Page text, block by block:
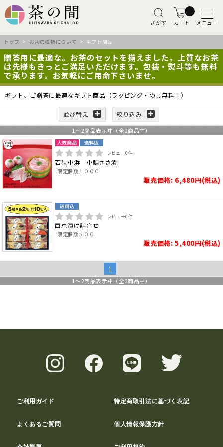
さがす カート メニュー
トップ > お茶の種類について > ギフト商品
贈答用に最適な。お茶のセットを揃えました。上質なお茶
は先様もきっとご満足いただけます。包装・熨斗等も無料
で承ります。お気軽にご用命下さいませ。
ギフト、ご贈答に最適なギフト商品（ラッピング・のし無料！）
並び替え 絞り込み
1 ～2商品表示中（全2商品中）
レビュー0件
若狭小浜 小鯛ささ漬
限定個数１０００
販売価格: 6,480円(税込)
レビュー0件
西京漬け詰合せ
限定個数５００
販売価格: 5,400円(税込)
1
1 ～2商品表示中（全2商品中）
ご利用ガイド 特定商取引法に基づく表記
よくあるご質問 個人情報保護方針